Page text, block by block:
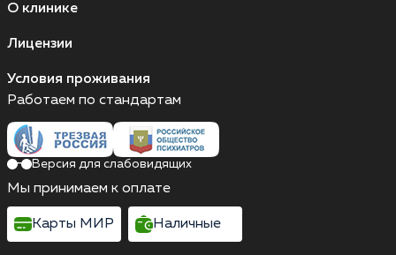
О клинике
Лицензии
Условия проживания
Работаем по стандартам
Версия для слабовидящих
Мы принимаем к оплате
Карты МИР Наличные